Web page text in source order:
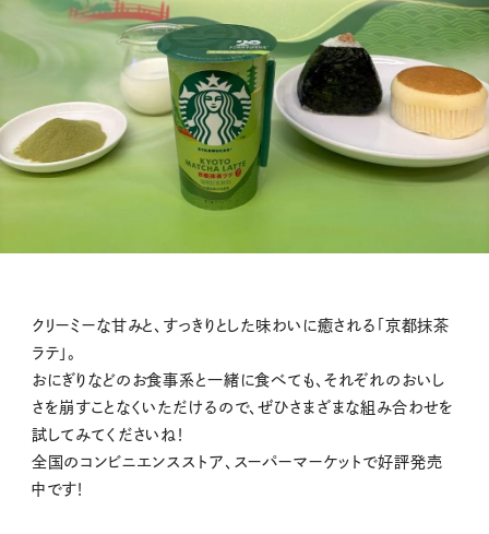
クリーミーな甘みと、すっきりとした味わいに癒される「京都抹茶
ラテ」。
おにぎりなどのお食事系と一緒に食べても、それぞれのおいし
さを崩すことなくいただけるので、ぜひさまざまな組み合わせを
試してみてくださいね！
全国のコンビニエンスストア、スーパーマーケットで好評発売
中です！